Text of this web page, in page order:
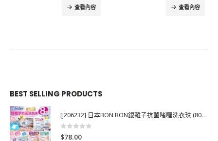
查看內容 查看內容
BEST SELLING PRODUCTS
[J206232] 日本BON BON銀離子抗菌啫喱洗衣珠 (80粒)
0out of 5
$78.00